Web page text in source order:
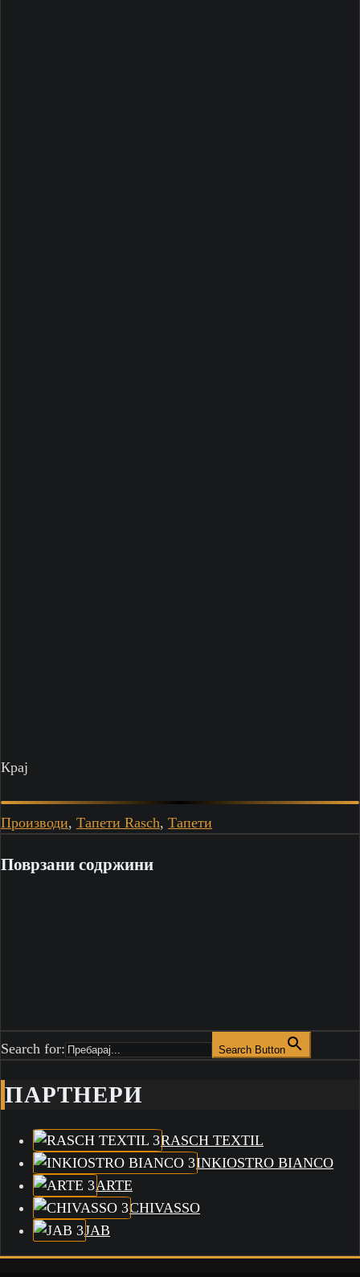
Крај
Производи, Тапети Rasch, Тапети
Поврзани содржини
Search for: Search Button
ПАРТНЕРИ
RASCH TEXTIL
INKIOSTRO BIANCO
ARTE
CHIVASSO
JAB